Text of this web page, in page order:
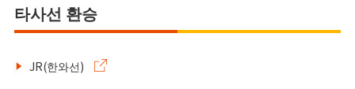
타사선 환승
JR(한와선)